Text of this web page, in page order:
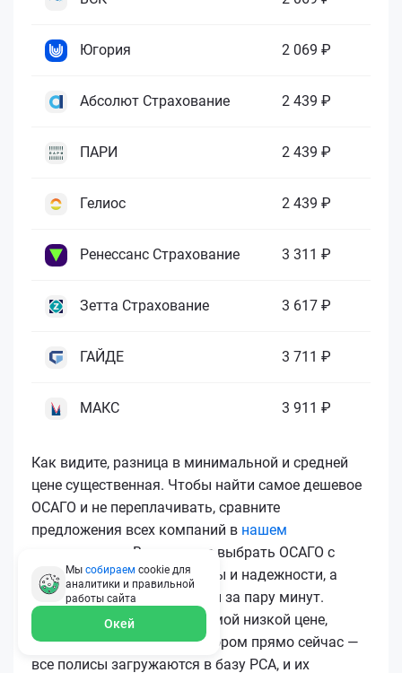
Югория 2 069 ₽
Абсолют Страхование 2 439 ₽
ПАРИ 2 439 ₽
Гелиос 2 439 ₽
Ренессанс Страхование 3 311 ₽
Зетта Страхование 3 617 ₽
ГАЙДЕ 3 711 ₽
МАКС 3 911 ₽
Как видите, разница в минимальной и средней
цене существенная. Чтобы найти самое дешевое
ОСАГО и не переплачивать, сравните
предложения всех компаний в нашем
. Вы сможете выбрать ОСАГО с
лучшим соотношением цены и надежности, а
затем купить ОСАГО онлайн за пару минут.
Чтобы купить ОСАГО по самой низкой цене,
воспользуйтесь калькулятором прямо сейчас —
все полисы загружаются в базу РСА, и их
Мы собираем cookie для
аналитики и правильной
работы сайта
Окей